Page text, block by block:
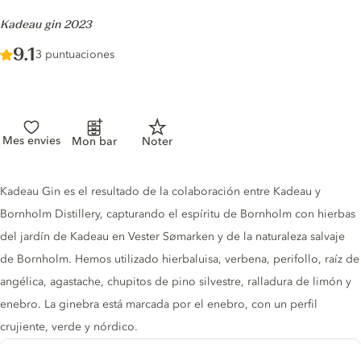
-
Kadeau gin 2023
Score :
9.1/ 10
3 puntuaciones
Mes envies Mon bar Noter
Gin description
Kadeau Gin es el resultado de la colaboración entre Kadeau y
Bornholm Distillery, capturando el espíritu de Bornholm con hierbas
del jardín de Kadeau en Vester Sømarken y de la naturaleza salvaje
de Bornholm. Hemos utilizado hierbaluisa, verbena, perifollo, raíz de
angélica, agastache, chupitos de pino silvestre, ralladura de limón y
enebro. La ginebra está marcada por el enebro, con un perfil
crujiente, verde y nórdico.